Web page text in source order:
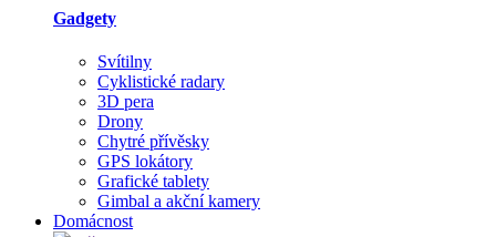
Gadgety
Svítilny
Cyklistické radary
3D pera
Drony
Chytré přívěsky
GPS lokátory
Grafické tablety
Gimbal a akční kamery
Domácnost